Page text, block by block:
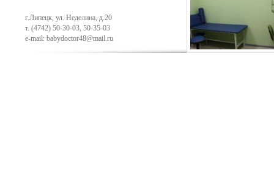
г.Липецк, ул. Неделина, д.20
т. (4742) 50-30-03, 50-35-03
e-mail: babydoctor48@mail.ru
Продвижение